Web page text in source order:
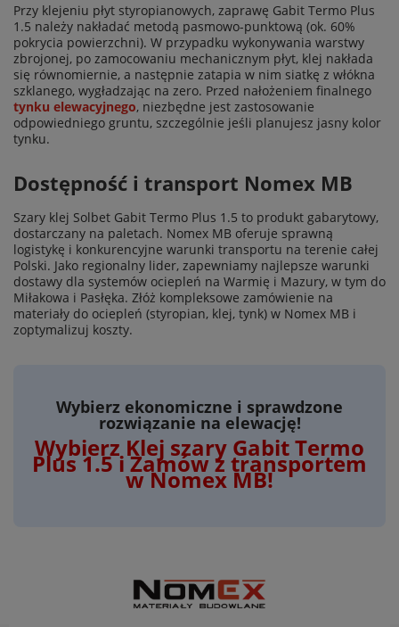
Przy klejeniu płyt styropianowych, zaprawę Gabit Termo Plus
1.5 należy nakładać metodą pasmowo-punktową (ok. 60%
pokrycia powierzchni). W przypadku wykonywania warstwy
zbrojonej, po zamocowaniu mechanicznym płyt, klej nakłada
się równomiernie, a następnie zatapia w nim siatkę z włókna
szklanego, wygładzając na zero. Przed nałożeniem finalnego
tynku elewacyjnego, niezbędne jest zastosowanie
odpowiedniego gruntu, szczególnie jeśli planujesz jasny kolor
tynku.
Dostępność i transport Nomex MB
Szary klej Solbet Gabit Termo Plus 1.5 to produkt gabarytowy,
dostarczany na paletach. Nomex MB oferuje sprawną
logistykę i konkurencyjne warunki transportu na terenie całej
Polski. Jako regionalny lider, zapewniamy najlepsze warunki
dostawy dla systemów ociepleń na Warmię i Mazury, w tym do
Miłakowa i Pasłęka. Złóż kompleksowe zamówienie na
materiały do ociepleń (styropian, klej, tynk) w Nomex MB i
zoptymalizuj koszty.
Wybierz ekonomiczne i sprawdzone
rozwiązanie na elewację!
Wybierz Klej szary Gabit Termo
Plus 1.5 i Zamów z transportem
w Nomex MB!